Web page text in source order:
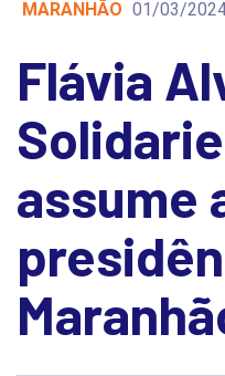
MARANHÃO 01/03/
Flávia
assume